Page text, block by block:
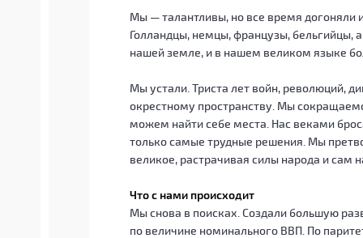
Мы — талантливы, но все время догоняли
Голландцы, немцы, французы, бельгийцы,
нашей земле, и в нашем великом языке
Мы устали. Триста лет войн, революций,
окрестному пространству. Мы
можем найти себе места. Нас веками
только самые трудные решения. Мы
великое, растрачивая силы народа и сам
Что с нами происходит
Мы снова в поисках. Создали большую
по величине номинального ВВП. По